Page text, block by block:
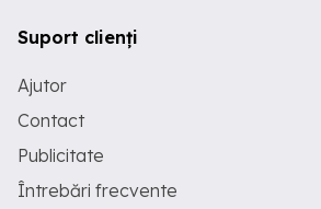
Suport clienți
Ajutor
Contact
Publicitate
Întrebări frecvente